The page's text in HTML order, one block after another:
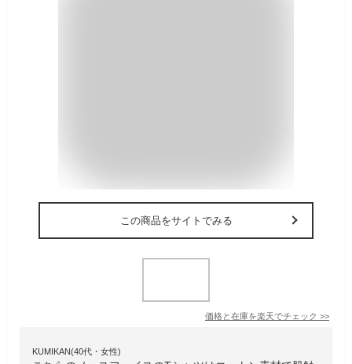
この商品をサイトでみる
価格と在庫を楽天でチェック >>
KUMIKAN(40代・女性)